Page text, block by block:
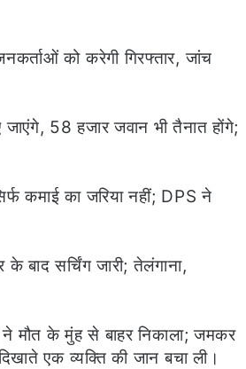
को करेगी गिरफ्तार, जांच
58 हजार जवान भी तैनात होंगे;
कमाई का जरिया नहीं; DPS ने
बाद सर्चिंग जारी; तेलंगाना,
मौत के मुंह से बाहर निकाला; जमकर
एक व्यक्ति की जान बचा ली।